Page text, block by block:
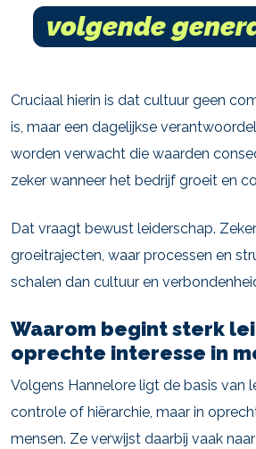
volgende
Cruciaal hierin is dat cultuur geen
is, maar een dagelijkse
worden verwacht die waarden
zeker wanneer het bedrijf groeit en
Dat vraagt bewust leiderschap.
groeitrajecten, waar processen en
schalen dan cultuur en
Waarom begint sterk
oprechte interesse in
Volgens Hannelore ligt de basis van
controle of hiërarchie, maar in
mensen. Ze verwijst daarbij vaak